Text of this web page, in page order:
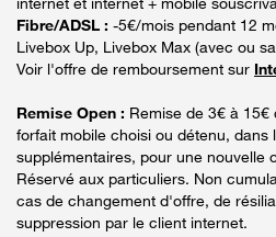
Fibre/ADSL : -5€/mois pendant 12
Livebox Up, Livebox Max (avec ou
Voir l'offre de remboursement sur
Remise Open : Remise de 3€ à
forfait mobile choisi ou détenu, dans
supplémentaires, pour une nouvelle
Réservé aux particuliers. Non
cas de changement d'offre, de
suppression par le client internet.